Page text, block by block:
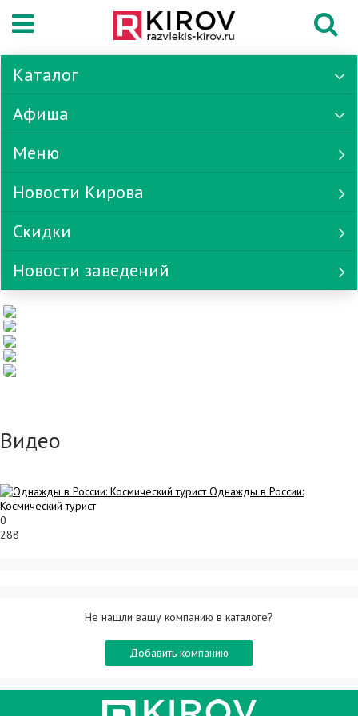
Каталог
Афиша
Меню
Новости Кирова
Скидки
Новости заведений
Видео
Однажды в России:
Космический турист
0
288
Не нашли вашу компанию в каталоге?
Добавить компанию